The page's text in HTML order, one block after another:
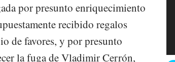
por presunto enriquecimiento
recibido regalos
de favores, y por presunto
la fuga de Vladimir Cerrón,